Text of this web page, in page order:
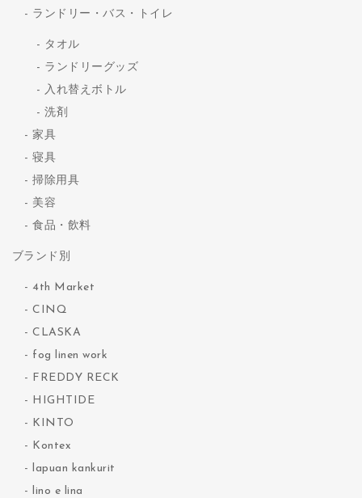
ランドリー・バス・トイレ
タオル
ランドリーグッズ
入れ替えボトル
洗剤
家具
寝具
掃除用具
美容
食品・飲料
ブランド別
4th Market
CINQ
CLASKA
fog linen work
FREDDY RECK
HIGHTIDE
KINTO
Kontex
lapuan kankurit
lino e lina